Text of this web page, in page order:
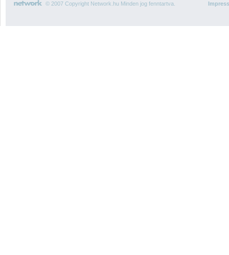
© 2007 Copyright Network.hu Minden jog fenntartva.